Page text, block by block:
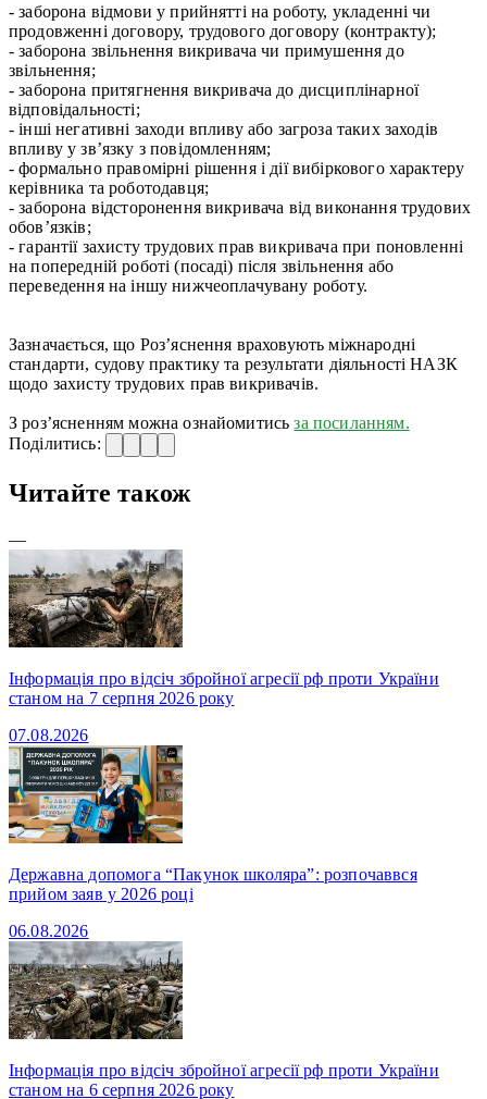
- заборона відмови у прийнятті на роботу, укладенні чи
продовженні договору, трудового договору (контракту);
- заборона звільнення викривача чи примушення до
звільнення;
- заборона притягнення викривача до дисциплінарної
відповідальності;
- інші негативні заходи впливу або загроза таких заходів
впливу у зв’язку з повідомленням;
- формально правомірні рішення і дії вибіркового характеру
керівника та роботодавця;
- заборона відсторонення викривача від виконання трудових
обов’язків;
- гарантії захисту трудових прав викривача при поновленні
на попередній роботі (посаді) після звільнення або
переведення на іншу нижчеоплачувану роботу.
Зазначається, що Роз’яснення враховують міжнародні
стандарти, судову практику та результати діяльності НАЗК
щодо захисту трудових прав викривачів.
З роз’ясненням можна ознайомитисьза посиланням.
Поділитись:
Читайте також
—
Інформація про відсіч збройної агресії рф проти України
станом на 7 серпня 2026 року
07.08.2026
Державна допомога “Пакунок школяра”: розпочаввся
прийом заяв у 2026 році
06.08.2026
Інформація про відсіч збройної агресії рф проти України
станом на 6 серпня 2026 року